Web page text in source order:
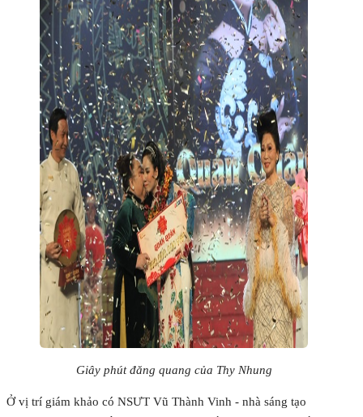
Giây phút đăng quang của Thy Nhung
Ở vị trí giám khảo có NSƯT Vũ Thành Vinh - nhà sáng tạo